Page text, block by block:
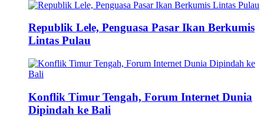
Republik Lele, Penguasa Pasar Ikan Berkumis
Lintas Pulau
Konflik Timur Tengah, Forum Internet Dunia
Dipindah ke Bali